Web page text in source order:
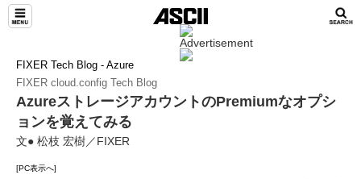
FIXER Tech Blog - Azure
FIXER cloud.config Tech Blog
AzureストレージアカウントのPremiumなオプシ
ョンを覚えてみる
文● 松枝 宏樹／FIXER
[PC表示へ]